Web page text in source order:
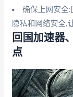
确保上网安全:
隐私和网络安全,
回国加速器
点